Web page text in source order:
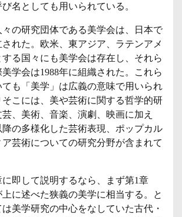
名としても用いられている。
の研究団体である美学会は、日本で
された。欧米、東アジア、ラテンアメ
する国々にも美学会は存在し、それら
学会は1988年に組織された。これら
も「美学」は広義の意味で用いられ
こには、美や芸術に関する哲学的研
、美術、音楽、演劇、映画に加え
の多様化した芸術表現、ポップカル
芸術についての研究分野が含まれて
即して説明するなら、まず第1章
上に述べた狭義の美学に相当する。と
美学研究の中心をなしていた古代・